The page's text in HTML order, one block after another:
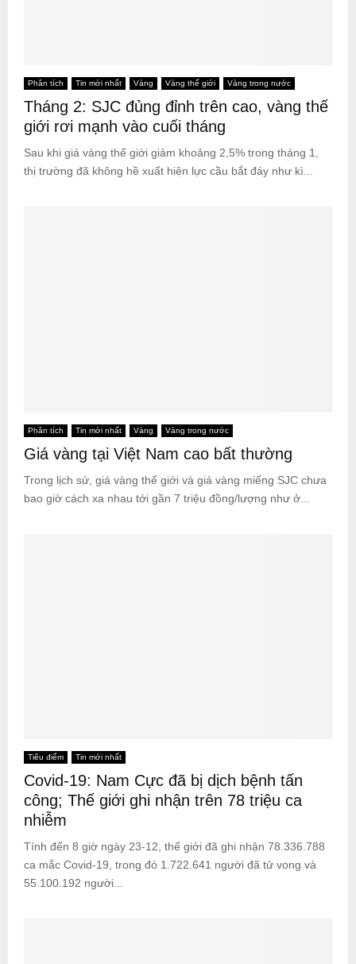
Phân tích Tin mới nhất Vàng Vàng thế giới Vàng trong nước
Tháng 2: SJC đủng đỉnh trên cao, vàng thế
giới rơi mạnh vào cuối tháng
Sau khi giá vàng thế giới giảm khoảng 2,5% trong tháng 1,
thị trường đã không hề xuất hiện lực cầu bắt đáy như kì...
Phân tích Tin mới nhất Vàng Vàng trong nước
Giá vàng tại Việt Nam cao bất thường
Trong lịch sử, giá vàng thế giới và giá vàng miếng SJC chưa
bao giờ cách xa nhau tới gần 7 triệu đồng/lượng như ở...
Tiêu điểm Tin mới nhất
Covid-19: Nam Cực đã bị dịch bệnh tấn
công; Thế giới ghi nhận trên 78 triệu ca
nhiễm
Tính đến 8 giờ ngày 23-12, thế giới đã ghi nhận 78.336.788
ca mắc Covid-19, trong đó 1.722.641 người đã tử vong và
55.100.192 người...